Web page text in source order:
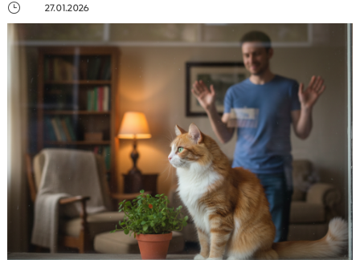
}
27.01.2026